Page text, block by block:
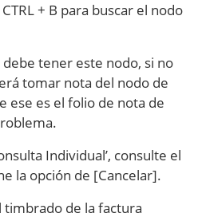
+ B para buscar el nodo
tener este nodo, si no
tomar nota del nodo de
ese es el folio de nota de
Individual’, consulte el
la opción de [Cancelar].
de la factura